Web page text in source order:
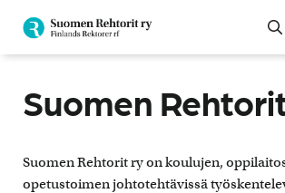
sisältöön
Suomen
Suomen Rehtorit ry on koulujen,
opetustoimen johtotehtävissä